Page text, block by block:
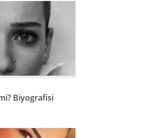
Biyografisi